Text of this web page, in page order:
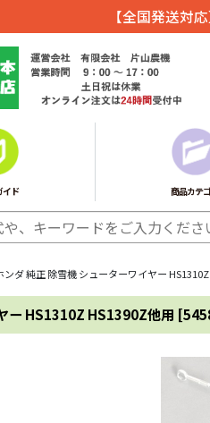
【全国発送対
イド 商品カテ
ンダ 純正 除雪機 シューターワイヤー
ー HS1310Z HS1390Z他用 [